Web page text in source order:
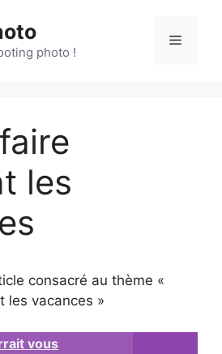
photo !
Menu
les
consacré au thème «
les vacances »
vous